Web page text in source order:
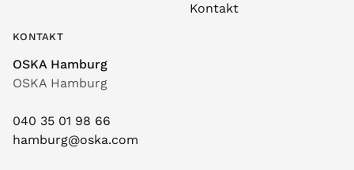
Kontakt
KONTAKT
OSKA Hamburg
OSKA Hamburg
040 35 01 98 66
hamburg@oska.com